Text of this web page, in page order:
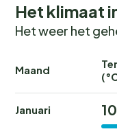
Het klimaat
Het weer het
Maand
Januari